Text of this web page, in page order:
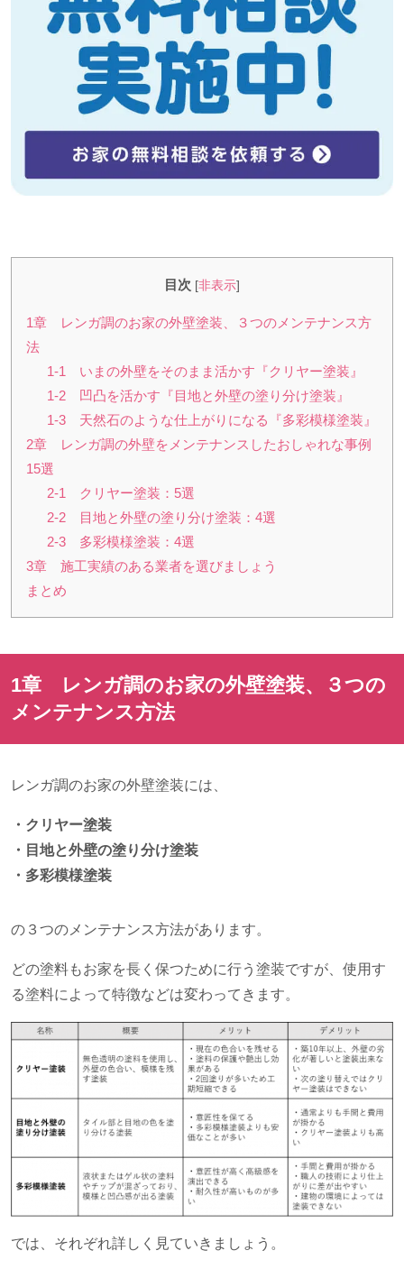
目次 [非表示]
1章 レンガ調のお家の外壁塗装、３つのメンテナンス方
法
1-1 いまの外壁をそのまま活かす『クリヤー塗装』
1-2 凹凸を活かす『目地と外壁の塗り分け塗装』
1-3 天然石のような仕上がりになる『多彩模様塗装』
2章 レンガ調の外壁をメンテナンスしたおしゃれな事例
15選
2-1 クリヤー塗装：5選
2-2 目地と外壁の塗り分け塗装：4選
2-3 多彩模様塗装：4選
3章 施工実績のある業者を選びましょう
まとめ
1章 レンガ調のお家の外壁塗装、３つの
メンテナンス方法
レンガ調のお家の外壁塗装には、
・クリヤー塗装
・目地と外壁の塗り分け塗装
・多彩模様塗装
の３つのメンテナンス方法があります。
どの塗料もお家を長く保つために行う塗装ですが、使用す
る塗料によって特徴などは変わってきます。
では、それぞれ詳しく見ていきましょう。